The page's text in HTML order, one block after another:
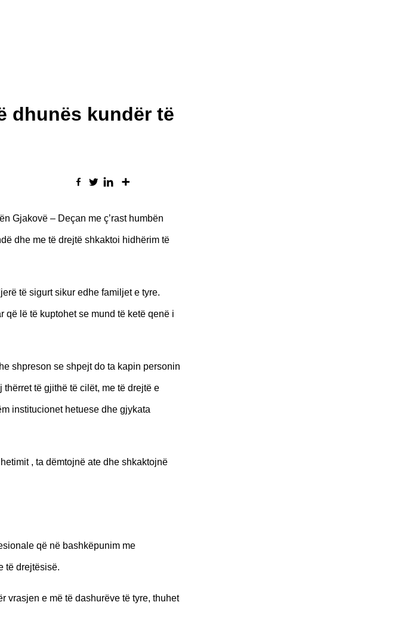
dhunës kundër të
Gjakovë – Deçan me ç’rast humbën
dhe me të drejtë shkaktoi hidhërim të
të sigurt sikur edhe familjet e tyre.
lë të kuptohet se mund të ketë qenë i
shpreson se shpejt do ta kapin personin
të gjithë të cilët, me të drejtë e
institucionet hetuese dhe gjykata
, ta dëmtojnë ate dhe shkaktojnë
që në bashkëpunim me
të drejtësisë.
vrasjen e më të dashurëve të tyre, thuhet